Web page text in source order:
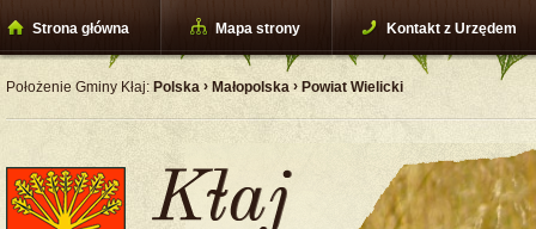
Położenie Gminy Kłaj: Polska › Małopolska › Powiat Wielicki
Strona główna Mapa strony Kontakt z Urzędem